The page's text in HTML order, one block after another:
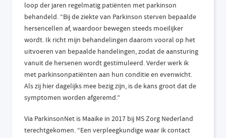
loop der jaren regelmatig patiënten met parkinson
behandeld. “Bij de ziekte van Parkinson sterven bepaalde
hersencellen af, waardoor bewegen steeds moeilijker
wordt. Ik richt mijn behandelingen daarom vooral op het
uitvoeren van bepaalde handelingen, zodat de aansturing
vanuit de hersenen wordt gestimuleerd. Verder werk ik
met parkinsonpatiënten aan hun conditie en evenwicht.
Als zij hier dagelijks mee bezig zijn, is de kans groot dat de
symptomen worden afgeremd.”
Via ParkinsonNet is Maaike in 2017 bij MS Zorg Nederland
terechtgekomen. “Een verpleegkundige waar ik contact